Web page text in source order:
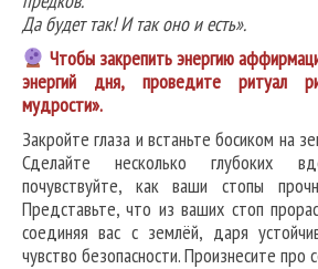
Да будет так! И так оно и есть».
Чтобы закрепить энергию
энергий дня, проведите ритуал
мудрости».
Закройте глаза и встаньте босиком на
Сделайте несколько глубоких
почувствуйте, как ваши стопы
Представьте, что из ваших стоп
соединяя вас с землёй, даря
чувство безопасности. Произнесите про